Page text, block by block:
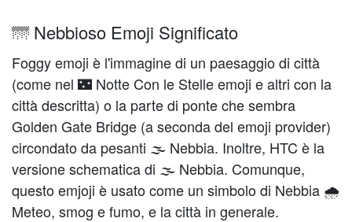
🌁 Nebbioso Emoji Significato
Foggy emoji è l'immagine di un paesaggio di città
(come nel 🌃 Notte Con le Stelle emoji e altri con la
città descritta) o la parte di ponte che sembra
Golden Gate Bridge (a seconda del emoji provider)
circondato da pesanti 🌫️ Nebbia. Inoltre, HTC è la
versione schematica di 🌫️ Nebbia. Comunque,
questo emjoji è usato come un simbolo di Nebbia 🌧
Meteo, smog e fumo, e la città in generale.